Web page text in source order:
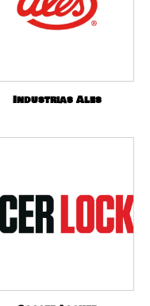
Industrias Ales